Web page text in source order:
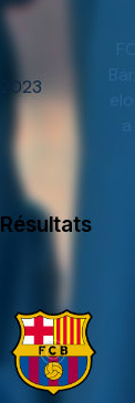
2023
Barc
Résultats